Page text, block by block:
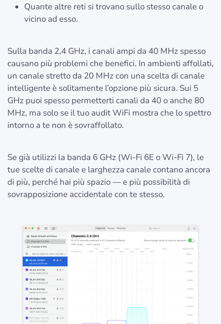
Quante altre reti si trovano sullo stesso canale o
vicino ad esso.
Sulla banda 2,4 GHz, i canali ampi da 40 MHz spesso
causano più problemi che benefici. In ambienti affollati,
un canale stretto da 20 MHz con una scelta di canale
intelligente è solitamente l’opzione più sicura. Sui 5
GHz puoi spesso permetterti canali da 40 o anche 80
MHz, ma solo se il tuo audit WiFi mostra che lo spettro
intorno a te non è sovraffollato.
Se già utilizzi la banda 6 GHz (Wi-Fi 6E o Wi-Fi 7), le
tue scelte di canale e larghezza canale contano ancora
di più, perché hai più spazio — e più possibilità di
sovrapposizione accidentale con te stesso.